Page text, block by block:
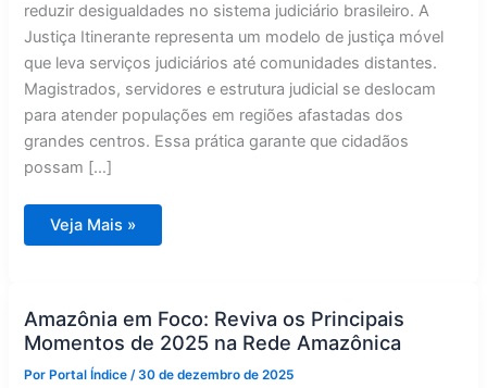
reduzir desigualdades no sistema judiciário brasileiro. A
Justiça Itinerante representa um modelo de justiça móvel
que leva serviços judiciários até comunidades distantes.
Magistrados, servidores e estrutura judicial se deslocam
para atender populações em regiões afastadas dos
grandes centros. Essa prática garante que cidadãos
possam […]
Fachin
defende
permanente
na
Amazônia
Veja Mais »
Amazônia em Foco: Reviva os Principais
Momentos de 2025 na Rede Amazônica
PorPortal Índice /30 de dezembro de 2025